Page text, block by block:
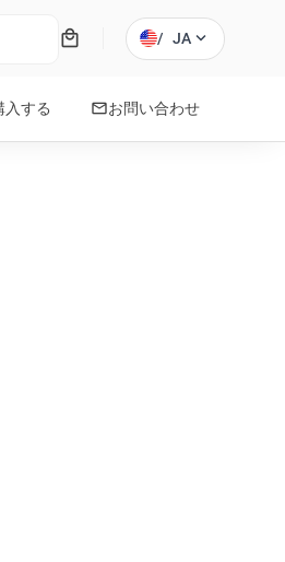
local_mall / JA expand_more
入する mailお問い合わせ